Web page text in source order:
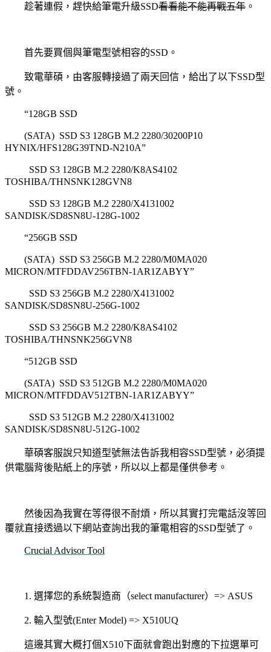
趁著連假，趕快給筆電升級SSD看看能不能再戰五年 。
首先要買個與筆電型號相容的SSD 。
致電華碩，由客服轉接過了兩天回信，給出了以下SSD型
號。
“128GB SSD
(SATA) SSD S3 128GB M.2 2280/30200P10
HYNIX/HFS128G39TND-N210A”
SSD S3 128GB M.2 2280/K8AS4102
TOSHIBA/THNSNK128GVN8
SSD S3 128GB M.2 2280/X4131002
SANDISK/SD8SN8U-128G-1002
“256GB SSD
(SATA) SSD S3 256GB M.2 2280/M0MA020
MICRON/MTFDDAV256TBN-1AR1ZABYY”
SSD S3 256GB M.2 2280/X4131002
SANDISK/SD8SN8U-256G-1002
SSD S3 256GB M.2 2280/K8AS4102
TOSHIBA/THNSNK256GVN8
“512GB SSD
(SATA) SSD S3 512GB M.2 2280/M0MA020
MICRON/MTFDDAV512TBN-1AR1ZABYY”
SSD S3 512GB M.2 2280/X4131002
SANDISK/SD8SN8U-512G-1002
華碩客服說只知道型號無法告訴我相容SSD型號，必須提
供電腦背後貼紙上的序號， 所以以上都是僅供參考。
然後因為我實在等得很不耐煩，所以其實打完電話沒等回
覆就直接透過以下網站查詢出我的筆電相容的SSD型號了。
Crucial Advisor Tool
1. 選擇您的系統製造商（select manufacturer） => ASUS
2. 輸入型號(Enter Model) => X510UQ
這邊其實大概打個X510下面就會跑出對應的下拉選單可